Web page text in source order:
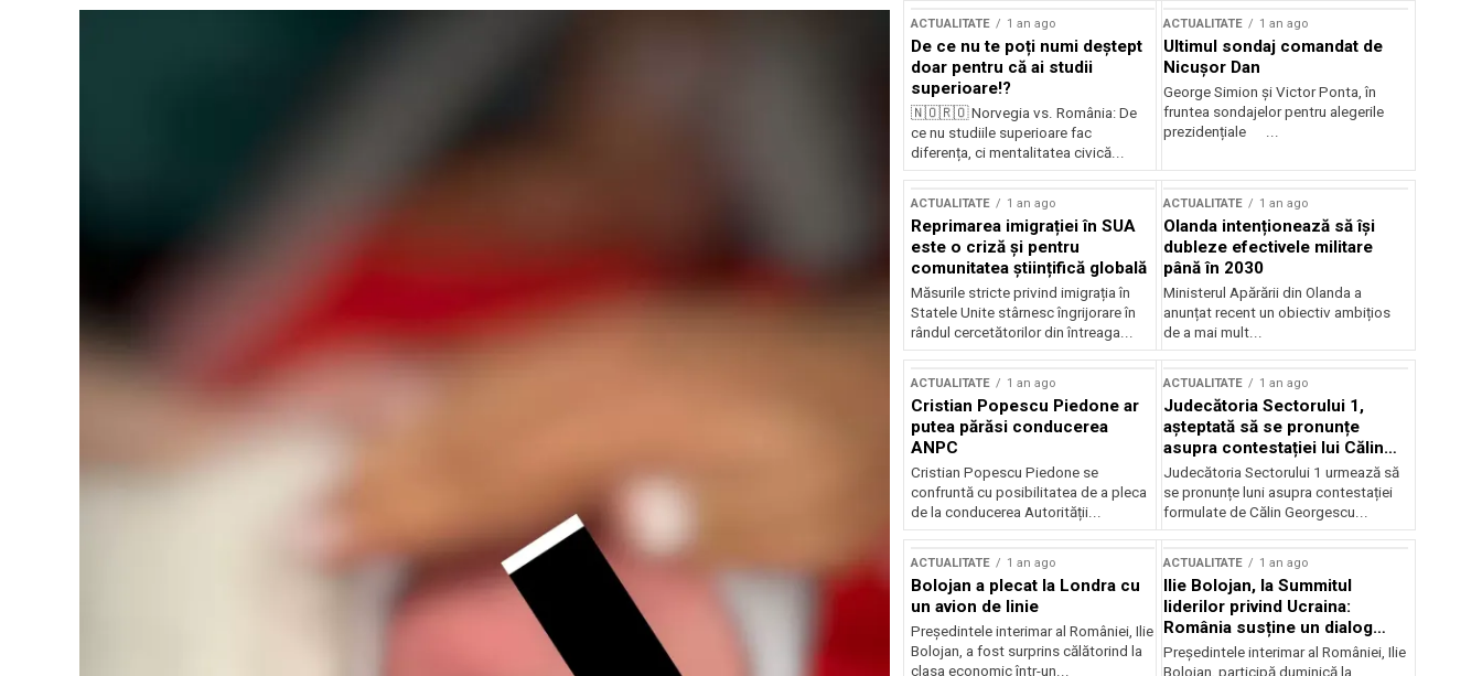
ACTUALITATE 1 an ago
De ce nu te poți numi deștept
doar pentru că ai studii
superioare!?
🇳🇴🇷🇴 Norvegia vs. România: De
ce nu studiile superioare fac
diferența, ci mentalitatea civică...
ACTUALITATE 1 an ago
Ultimul sondaj comandat de
Nicușor Dan
George Simion și Victor Ponta, în
fruntea sondajelor pentru alegerile
prezidențiale ...
ACTUALITATE 1 an ago
Reprimarea imigrației în SUA
este o criză și pentru
comunitatea științifică globală
Măsurile stricte privind imigrația în
Statele Unite stârnesc îngrijorare în
rândul cercetătorilor din întreaga...
ACTUALITATE 1 an ago
Olanda intenționează să își
dubleze efectivele militare
până în 2030
Ministerul Apărării din Olanda a
anunțat recent un obiectiv ambițios
de a mai mult...
ACTUALITATE 1 an ago
Cristian Popescu Piedone ar
putea părăsi conducerea
ANPC
Cristian Popescu Piedone se
confruntă cu posibilitatea de a pleca
de la conducerea Autorității...
ACTUALITATE 1 an ago
Judecătoria Sectorului 1,
așteptată să se pronunțe
asupra contestației lui Călin
Georgescu privind controlul
judiciar
Judecătoria Sectorului 1 urmează să
se pronunțe luni asupra contestației
formulate de Călin Georgescu...
ACTUALITATE 1 an ago
Bolojan a plecat la Londra cu
un avion de linie
Președintele interimar al României, Ilie
Bolojan, a fost surprins călătorind la
clasa economic într-un...
ACTUALITATE 1 an ago
Ilie Bolojan, la Summitul
liderilor privind Ucraina:
România susține un dialog
transatlantic pentru securitate
și stabilitate
Președintele interimar al României, Ilie
Bolojan, participă duminică la